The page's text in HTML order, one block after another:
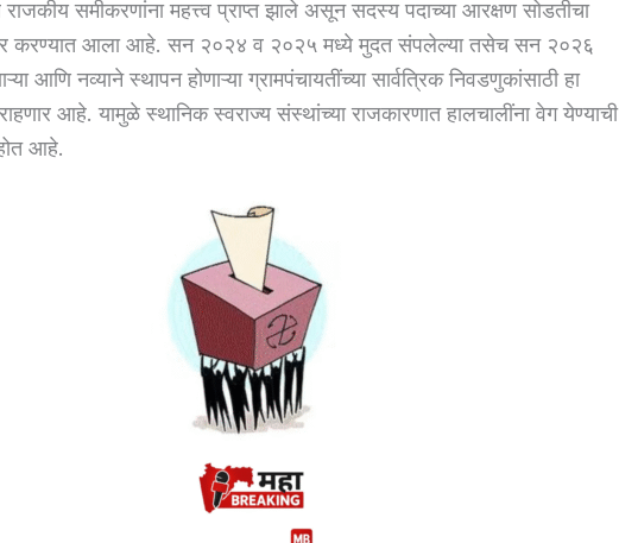
राजकीय समीकरणांना महत्त्व प्राप्त झाले असून सदस्य पदाच्या आरक्षण सोडतीचा
करण्यात आला आहे. सन २०२४ व २०२५ मध्ये मुदत संपलेल्या तसेच सन २०२६
आणि नव्याने स्थापन होणाऱ्या ग्रामपंचायतींच्या सार्वत्रिक निवडणुकांसाठी हा
आहे. यामुळे स्थानिक स्वराज्य संस्थांच्या राजकारणात हालचालींना वेग येण्याची
आहे.